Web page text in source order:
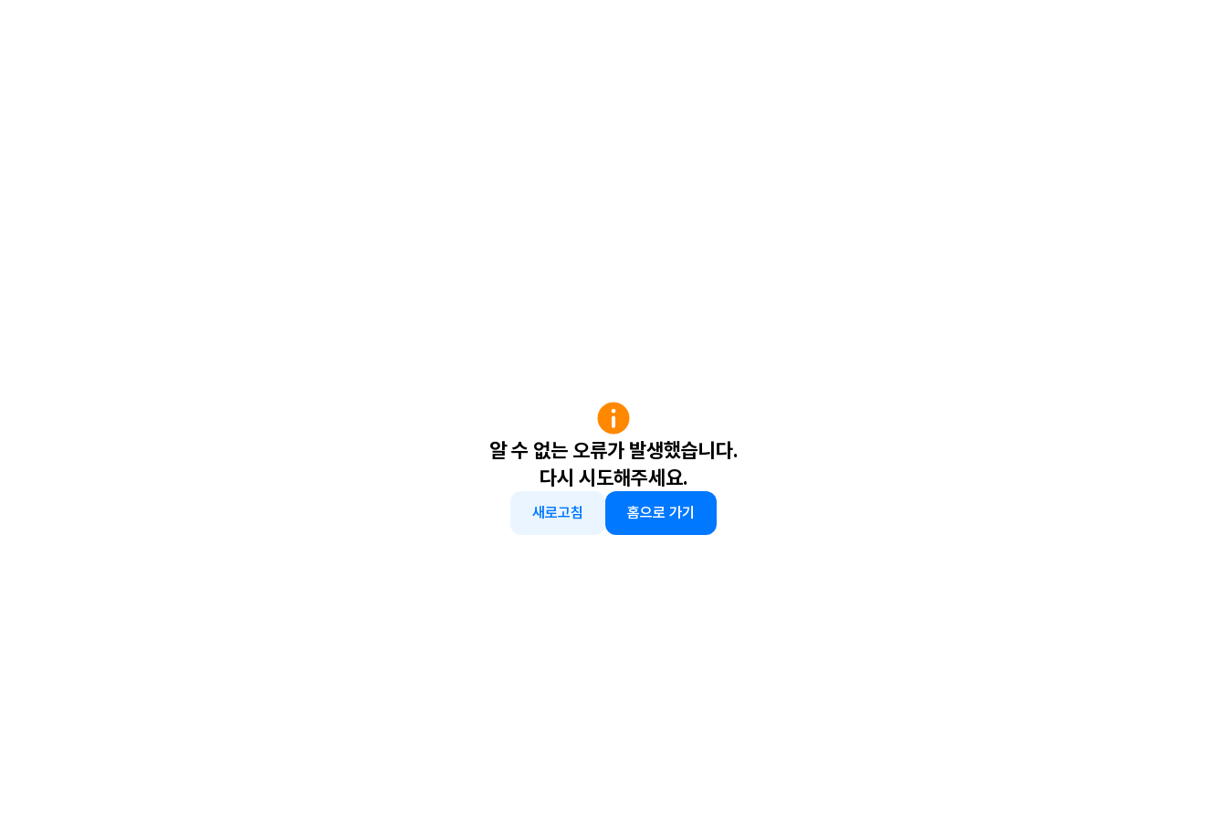
알 수 없는 오류가 발생했습니다.
다시 시도해주세요.
새로고침 홈으로 가기